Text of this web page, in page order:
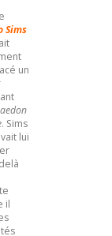
Sims
un
. Sims
lui
il